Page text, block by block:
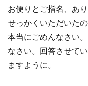
お便りとご指名、あ
せっかくいただいた
本当にごめんなさい
なさい。回答させて
ますように。